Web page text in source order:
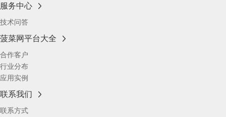
服务中心
技术问答
菠菜网平台大全
合作客户
行业分布
应用实例
联系我们
联系方式